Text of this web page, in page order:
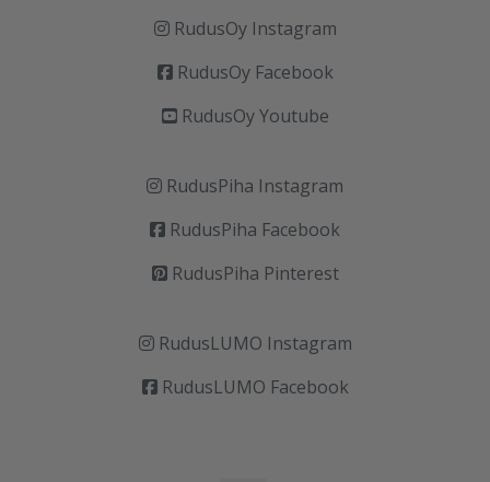
RudusOy Instagram
RudusOy Facebook
RudusOy Youtube
RudusPiha Instagram
RudusPiha Facebook
RudusPiha Pinterest
RudusLUMO Instagram
RudusLUMO Facebook